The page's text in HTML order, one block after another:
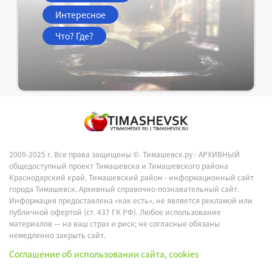
Интересное
Что? Где?
2009-2025 г. Все права защищены ©.Тимашевск.ру - АРХИВНЫЙ
общедоступный проект Тимашевска и Тимашевского района
Краснодарский край, Тимашевский район - информационный сайт
города Тимашевск. Архивный справочно-познавательный сайт.
Информация предоставлена «как есть», не является рекламой или
публичной офертой (ст. 437 ГК РФ). Любое использование
материалов — на ваш страх и риск; не согласные обязаны
немедленно закрыть сайт.
Соглашение об использовании сайта, cookies